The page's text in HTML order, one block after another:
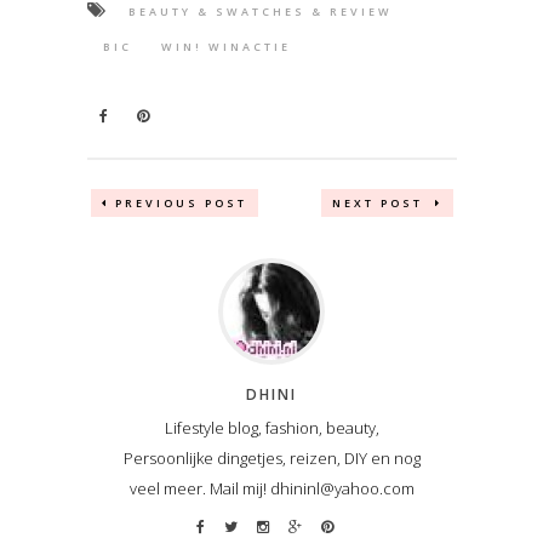
BEAUTY & SWATCHES & REVIEW
BIC WIN! WINACTIE
PREVIOUS POST NEXT POST
DHINI
Lifestyle blog, fashion, beauty,
Persoonlijke dingetjes, reizen, DIY en nog
veel meer. Mail mij! dhininl@yahoo.com